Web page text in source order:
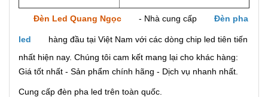
Đèn Led Quang Ngọc - Nhà cung cấp Đèn pha
led
hàng đầu tại Việt Nam với các dòng chip led tiên tiến
nhất hiện nay. Chúng tôi cam kết mang lại cho khác hàng:
Giá tốt nhất - Sản phẩm chính hãng - Dịch vụ nhanh nhất.
Cung cấp đèn pha led trên toàn quốc.